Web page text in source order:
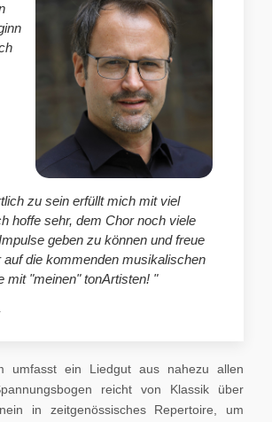
zu sein erfüllt mich mit viel
hoffe sehr, dem Chor noch viele
geben zu können und freue
auf die kommenden musikalischen
mit "meinen" tonArtisten! "
umfasst ein Liedgut aus nahezu allen
reicht von Klassik über
in zeitgenössisches Repertoire, um